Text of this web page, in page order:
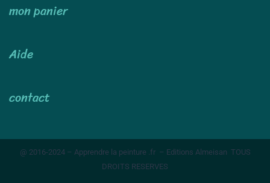
mon panier
Aide
contact
@ 2016-2024 – Apprendre la peinture .fr – Editions Almeisan TOUS
DROITS RESERVES